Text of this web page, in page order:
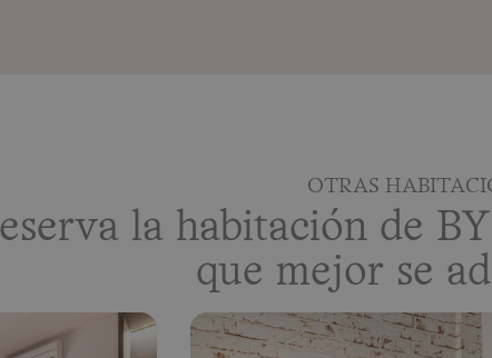
OTRAS
la habitación de
que mejor se